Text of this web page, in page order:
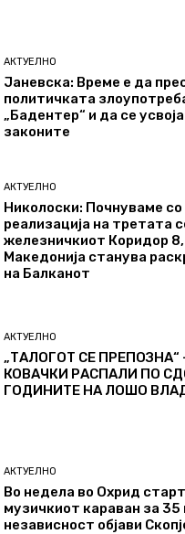
АКТУЕЛНО
Јаневска: Време е да
политичката
„Бадентер“ и да се
законите
АКТУЕЛНО
Николоски: Почнуваме со
реализација на третата
железничкиот Коридор 8,
Македонија станува
на Балканот
АКТУЕЛНО
„ТАЛОГОТ СЕ ПРЕПОЗНА“
КОВАЧКИ РАСПАЛИ ПО
ГОДИНИТЕ НА ЛОШО
АКТУЕЛНО
Во недела во Охрид
музичкиот караван за 35
независност објави